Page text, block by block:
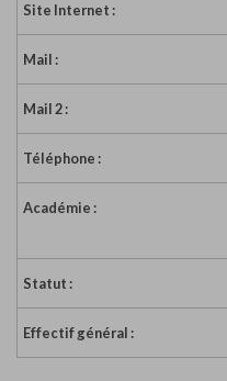
Site Internet :
Mail :
Mail 2 :
Téléphone :
Académie :
Statut :
Effectif général :